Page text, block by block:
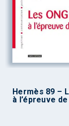
Hermès 89 –
à l’épreuve de